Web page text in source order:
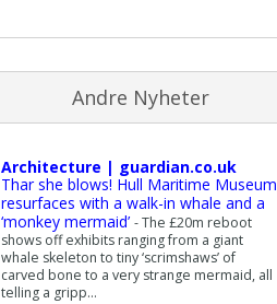
Andre Nyheter
Architecture | guardian.co.uk
Thar she blows! Hull Maritime Museum
resurfaces with a walk-in whale and a
‘monkey mermaid’ -The £20m reboot
shows off exhibits ranging from a giant
whale skeleton to tiny ‘scrimshaws’ of
carved bone to a very strange mermaid, all
telling a gripp...